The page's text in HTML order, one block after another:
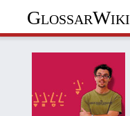
GlossarWiki